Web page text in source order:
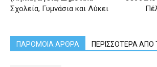
Σχολεία, Γυμνάσια και Λύκει
ΠΑΡΟΜΟΙΑ ΑΡΘΡΑ ΠΕΡΙΣΣΟΤΕΡΑ